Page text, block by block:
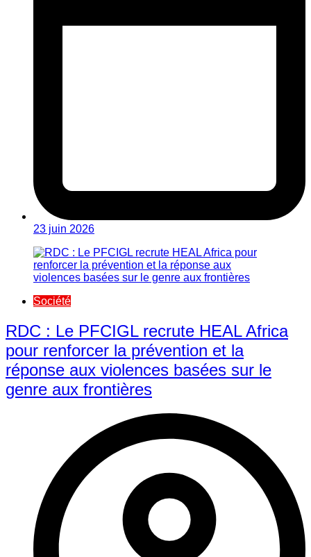
23 juin 2026
Société
RDC : Le PFCIGL recrute HEAL Africa
pour renforcer la prévention et la
réponse aux violences basées sur le
genre aux frontières